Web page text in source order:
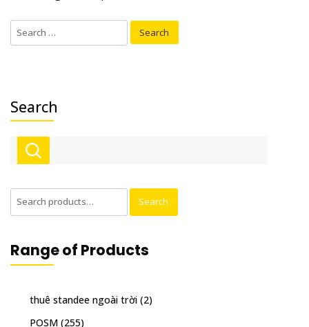
Search
for:
Search
Search
for:
Search
Range of Products
thuê standee ngoài trời (2)
POSM (255)